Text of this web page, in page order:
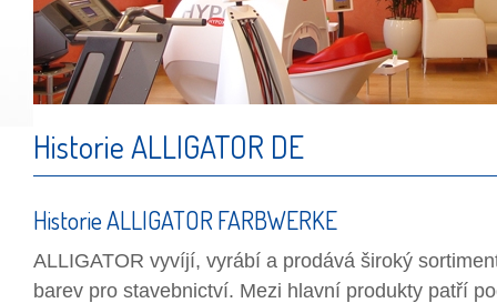
Historie ALLIGATOR DE
Historie ALLIGATOR FARBWERKE
ALLIGATOR vyvíjí, vyrábí a prodává široký
barev pro stavebnictví. Mezi hlavní produkty patří